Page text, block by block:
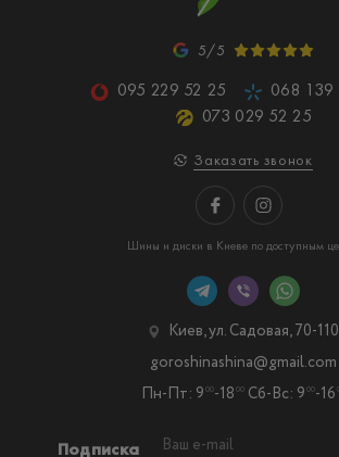
5/5
095 229 52 25
068 139
073 029 52 25
Заказать звонок
Шины и диски в Киеве по доступным
Подписка
Киев, ул. Садовая, 70-110
Пн-Пт: 9 00-18 00 Сб-Вс: 9 00-16
goroshinashina@gmail.com